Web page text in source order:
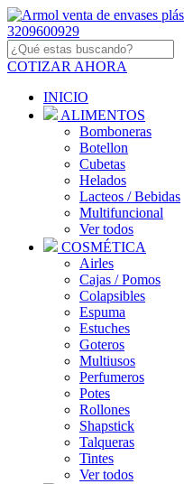
COTIZAR AHORA
INICIO
ALIMENTOS
Bomboneras
Botellon
Cubetas
Helados
Lacteos / Bebidas
Multifuncional
Ver todos
COSMÉTICA
Airles
Cajas / Pomos
Colapsibles
Espuma
Estuches
Goteros
Multiusos
Perfumeros
Potes
Rollones
Shapstick
Talqueras
Tintes
Ver todos